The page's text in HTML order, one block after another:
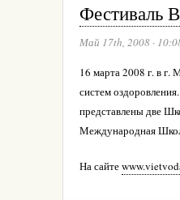
Фестиваль
Май 17th, 2008 ·
16 марта 2008 г. в г.
систем
представлены две
Международная
На сайте